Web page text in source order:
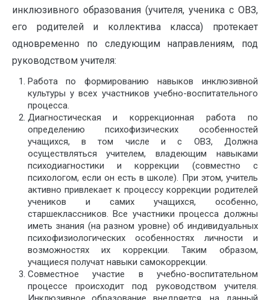
инклюзивного образования (учителя, ученика с ОВЗ,
его родителей и коллектива класса) протекает
одновременно по следующим направлениям, под
руководством учителя:
Работа по формированию навыков инклюзивной
культуры у всех участников учебно-воспитательного
процесса.
Диагностическая и коррекционная работа по
определению психофизических особенностей
учащихся, в том числе и с ОВЗ, Должна
осуществляться учителем, владеющим навыками
психодиагностики и коррекции (совместно с
психологом, если он есть в школе). При этом, учитель
активно привлекает к процессу коррекции родителей
учеников и самих учащихся, особенно,
старшеклассников. Все участники процесса должны
иметь знания (на разном уровне) об индивидуальных
психофизиологических особенностях личности и
возможностях их коррекции. Таким образом,
учащиеся получат навыки самокоррекции.
Совместное участие в учебно-воспитательном
процессе происходит под руководством учителя.